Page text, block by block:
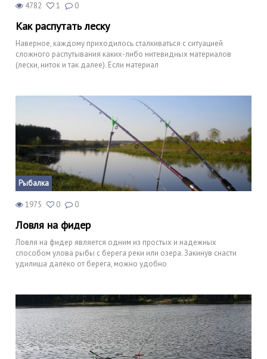
4782 1 0
Как распутать леску
Наверное, каждому приходилось сталкиваться с ситуацией
сложного распутывания каких-либо нитевидных материалов
(лески, ниток и так далее). Если материал
Рыбалка
1975 0 0
Ловля на фидер
Ловля на фидер является одним из простых и надежных
способом улова рыбы с берега реки или озера. Закинув снасти
удилища далеко от берега, можно удобно